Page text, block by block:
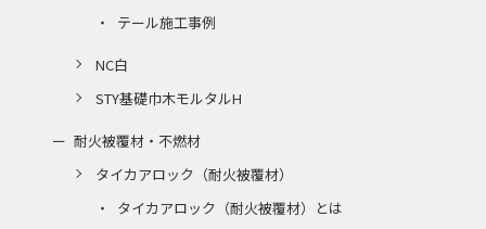
テール施工事例
NC白
STY基礎巾木モルタルH
耐火被覆材・不燃材
タイカアロック（耐火被覆材）
タイカアロック（耐火被覆材）とは